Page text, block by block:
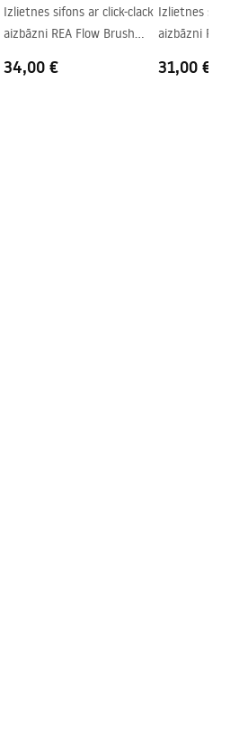
Nē
Izlietnes sifons ar click-clack
aizbāzni REA Flow Brush
34,00 €
Izlietnes
aizbāzni
31,00 €